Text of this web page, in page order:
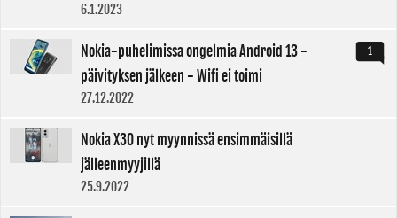
6.1.2023
1
Nokia-puhelimissa ongelmia Android 13 -
päivityksen jälkeen - Wifi ei toimi
27.12.2022
Nokia X30 nyt myynnissä ensimmäisillä
jälleenmyyjillä
25.9.2022